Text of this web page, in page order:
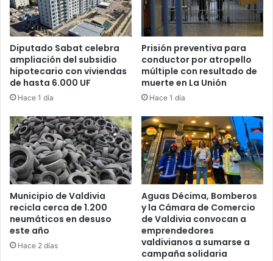
Diputado Sabat celebra
ampliación del subsidio
hipotecario con viviendas
de hasta 6.000 UF
Hace 1 día
Prisión preventiva para
conductor por atropello
múltiple con resultado de
muerte en La Unión
Hace 1 día
Municipio de Valdivia
recicla cerca de 1.200
neumáticos en desuso
este año
Hace 2 días
Aguas Décima, Bomberos
y la Cámara de Comercio
de Valdivia convocan a
emprendedores
valdivianos a sumarse a
campaña solidaria